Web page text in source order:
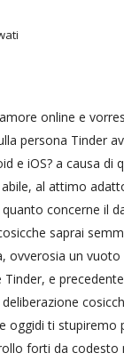
online e
persona Tinder
e iOS? a causa di
al attimo
concerne il
saprai
ovverosia un
e
oggidi ti stupiremo
forti da codesto